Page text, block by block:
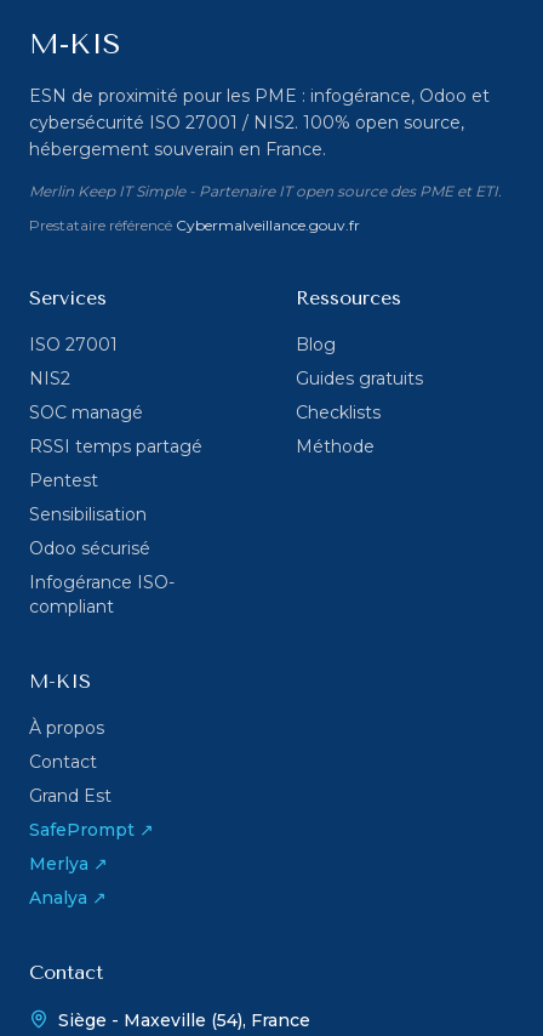
M-KIS
ESN de proximité pour les PME : infogérance, Odoo et
cybersécurité ISO 27001 / NIS2. 100% open source,
hébergement souverain en France.
Merlin Keep IT Simple - Partenaire IT open source des PME et ETI.
Prestataire référencé Cybermalveillance.gouv.fr
Services
ISO 27001
NIS2
SOC managé
RSSI temps partagé
Pentest
Sensibilisation
Odoo sécurisé
Infogérance ISO-
compliant
Ressources
Blog
Guides gratuits
Checklists
Méthode
M-KIS
À propos
Contact
Grand Est
SafePrompt ↗
Merlya ↗
Analya ↗
Contact
Siège - Maxeville (54), France